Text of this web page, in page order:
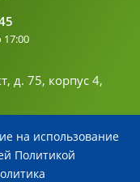
д. 75, корпус 4,
на использование
Политикой